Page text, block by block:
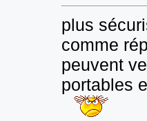
plus
comme
peuvent
portables